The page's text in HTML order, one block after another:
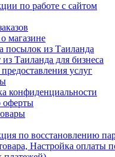
по работе с сайтом
магазине
посылок из Таиланда
Таиланда для бизнеса
услуг
конфиденциальности
оферты
по восстановлению
Настройка оплаты